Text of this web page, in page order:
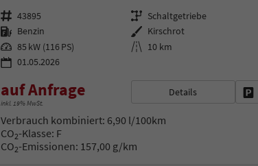
Fahrzeugnr. 43895 Getriebe Schaltgetriebe
Kraftstoff Benzin Außenfarbe Kirschrot
Leistung 85 kW (116 PS) Kilometerstand 10 km
01.05.2026
auf Anfrage
inkl. 19% MwSt.
Details
Verbrauch kombiniert: 6,90 l/100km
CO2-Klasse: F
CO2-Emissionen: 157,00 g/km